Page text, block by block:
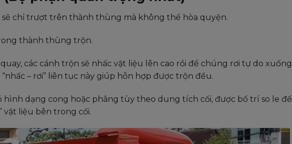
chỉ trượt trên thành thùng mà không thể hòa quyện.
thành thùng trộn.
các cánh trộn sẽ nhấc vật liệu lên cao rồi để chúng rơi tự do xuống
– rơi” liên tục này giúp hỗn hợp được trộn đều.
dạng cong hoặc phẳng tùy theo dung tích cối, được bố trí so le để
vật liệu bên trong cối.